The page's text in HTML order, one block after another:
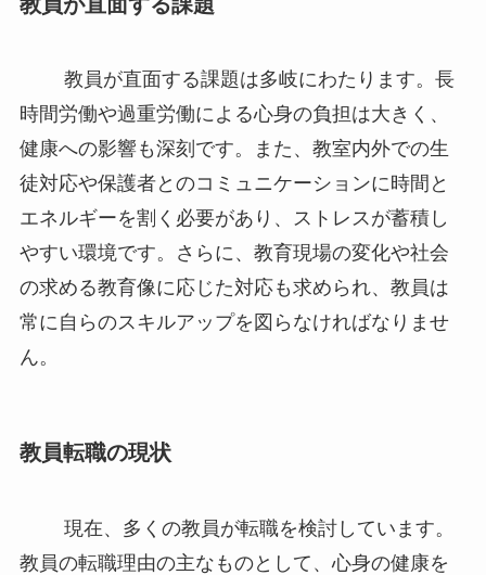
教員が直面する課題は多岐にわたります。長
時間労働や過重労働による心身の負担は大きく、
健康への影響も深刻です。また、教室内外での生
徒対応や保護者とのコミュニケーションに時間と
エネルギーを割く必要があり、ストレスが蓄積し
やすい環境です。さらに、教育現場の変化や社会
の求める教育像に応じた対応も求められ、教員は
常に自らのスキルアップを図らなければなりませ
ん。
教員転職の現状
現在、多くの教員が転職を検討しています。
教員の転職理由の主なものとして、心身の健康を